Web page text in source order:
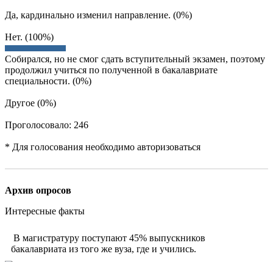
Да, кардинально изменил направление. (0%)
Нет. (100%)
Собирался, но не смог сдать вступительный экзамен, поэтому
продолжил учиться по полученной в бакалавриате
специальности. (0%)
Другое (0%)
Проголосовало: 246
* Для голосования необходимо авторизоваться
Архив опросов
Интересные факты
В магистратуру поступают 45% выпускников
бакалавриата из того же вуза, где и учились.